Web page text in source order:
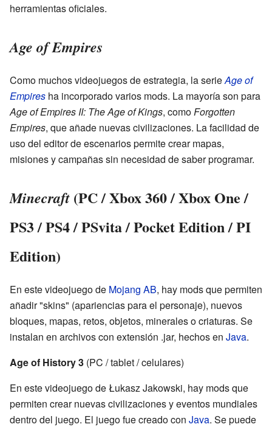
herramientas oficiales.
Age of Empires
Como muchos videojuegos de estrategia, la serieAge of
Empires ha incorporado varios mods. La mayoría son para
Age of Empires II: The Age of Kings, como Forgotten
Empires, que añade nuevas civilizaciones. La facilidad de
uso del editor de escenarios permite crear mapas,
misiones y campañas sin necesidad de saber programar.
Minecraft (PC / Xbox 360 / Xbox One /
PS3 / PS4 / PSvita / Pocket Edition / PI
Edition)
En este videojuego de Mojang AB, hay mods que permiten
añadir "skins" (apariencias para el personaje), nuevos
bloques, mapas, retos, objetos, minerales o criaturas. Se
instalan en archivos con extensión .jar, hechos en Java.
Age of History 3 (PC / tablet / celulares)
En este videojuego de Łukasz Jakowski, hay mods que
permiten crear nuevas civilizaciones y eventos mundiales
dentro del juego. El juego fue creado con Java. Se puede